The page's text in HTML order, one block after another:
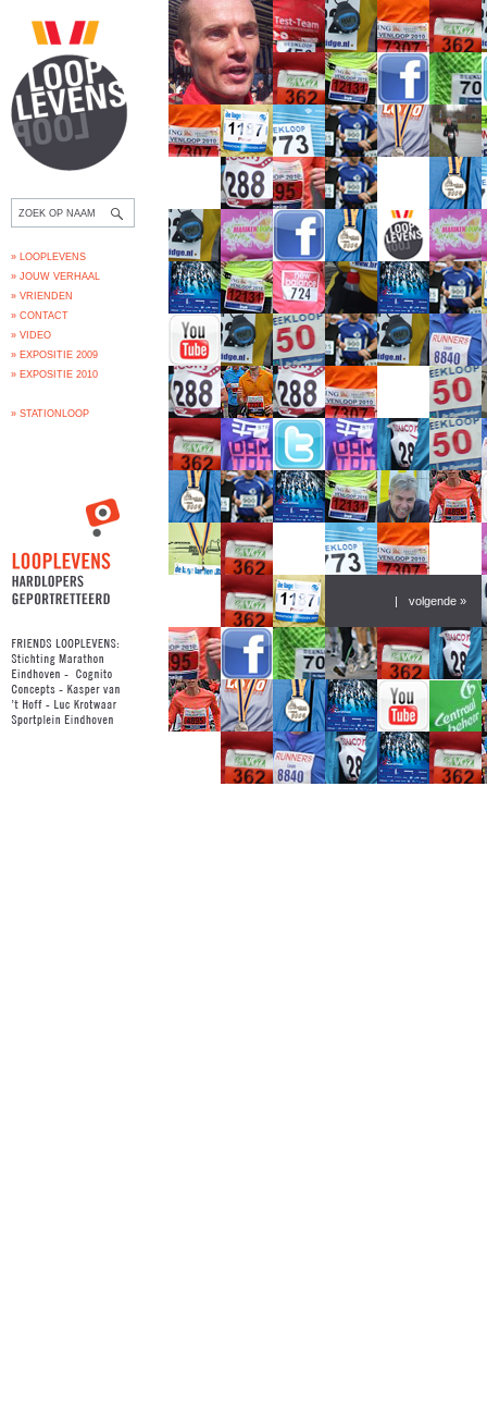
» LOOPLEVENS
» JOUW VERHAAL
» VRIENDEN
» CONTACT
» VIDEO
» EXPOSITIE 2009
» EXPOSITIE 2010
» STATIONLOOP
| volgende »